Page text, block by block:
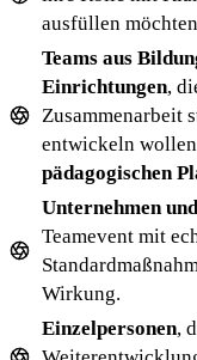
ausfüllen
Teams aus
Einrichtungen,
Zusammenarbeit
entwickeln wollen
pädagogischen
Unternehmen
Teamevent mit
Wirkung.
Einzelpersonen,